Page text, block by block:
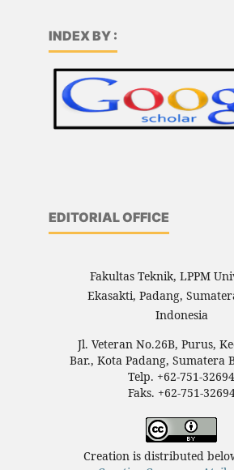
INDEX BY :
EDITORIAL OFFICE
Fakultas Teknik, LPPM
Ekasakti, Padang,
Indonesia
Jl. Veteran No.26B, Purus,
Bar., Kota Padang, Sumatera
Telp. +62-751-32694
Faks. +62-751-
Creation is distributed